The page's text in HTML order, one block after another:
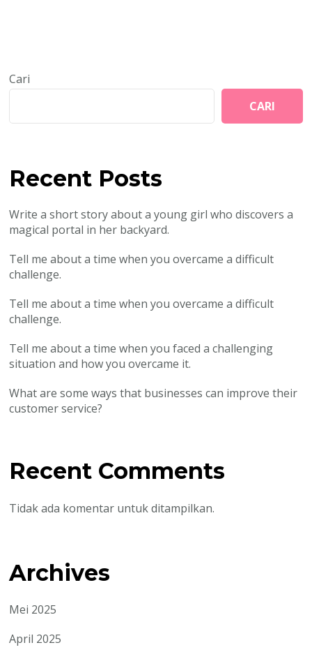
Cari
CARI
Recent Posts
Write a short story about a young girl who discovers a
magical portal in her backyard.
Tell me about a time when you overcame a difficult
challenge.
Tell me about a time when you overcame a difficult
challenge.
Tell me about a time when you faced a challenging
situation and how you overcame it.
What are some ways that businesses can improve their
customer service?
Recent Comments
Tidak ada komentar untuk ditampilkan.
Archives
Mei 2025
April 2025